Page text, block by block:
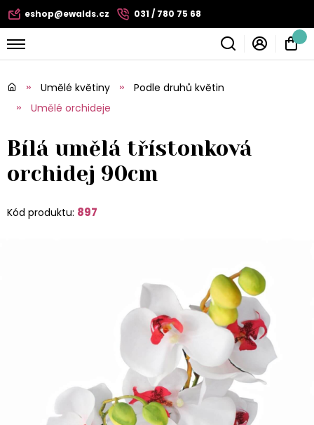
eshop@ewalds.cz 031 / 780 75 68
Umělé květiny
Podle druhů květin
Umělé orchideje
Bílá umělá třístonková
orchidej 90cm
Kód produktu: 897